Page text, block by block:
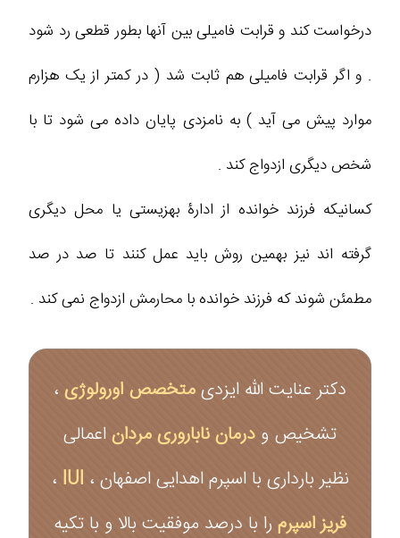
درخواست کند و قرابت فامیلی بین آنها بطور قطعی رد شود
. و اگر قرابت فامیلی هم ثابت شد ( در کمتر از یک هزارم
موارد پیش می آید ) به نامزدی پایان داده می شود تا با
شخص دیگری ازدواج کند .
کسانیکه فرزند خوانده از ادارۀ بهزیستی یا محل دیگری
گرفته اند نیز بهمین روش باید عمل کنند تا صد در صد
مطمئن شوند که فرزند خوانده با محارمش ازدواج نمی کند .
دکتر عنایت الله ایزدی متخصص اورولوژی ،
تشخیص و درمان ناباروری مردان اعمالی
نظیر بارداری با اسپرم اهدایی اصفهان ، IUI ،
فریز اسپرم را با درصد موفقیت بالا و با تکیه